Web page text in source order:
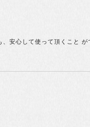
安心して使って頂くこと が